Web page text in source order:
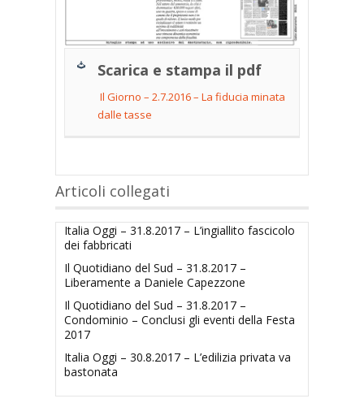
Scarica e stampa il pdf
Il Giorno – 2.7.2016 – La fiducia minata
dalle tasse
Articoli collegati
Italia Oggi – 31.8.2017 – L’ingiallito fascicolo
dei fabbricati
Il Quotidiano del Sud – 31.8.2017 –
Liberamente a Daniele Capezzone
Il Quotidiano del Sud – 31.8.2017 –
Condominio – Conclusi gli eventi della Festa
2017
Italia Oggi – 30.8.2017 – L’edilizia privata va
bastonata